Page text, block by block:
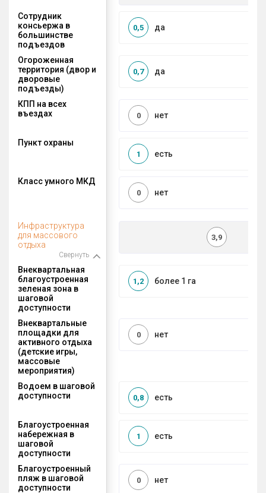
Сотрудник
консьержа в
большинстве
подъездов
да
0,5
Огороженная
территория (двор и
дворовые
подъезды)
да
0,7
КПП на всех
въездах
нет
0
Пункт охраны
есть
1
Класс умного МКД
нет
0
Инфраструктура
для массового
отдыха
Свернуть
3,9
Внеквартальная
благоустроенная
зеленая зона в
шаговой
доступности
более 1 га
1,2
Внеквартальные
площадки для
активного отдыха
(детские игры,
массовые
мероприятия)
нет
0
Водоем в шаговой
доступности
есть
0,8
Благоустроенная
набережная в
шаговой
доступности
есть
1
Благоустроенный
пляж в шаговой
доступности
нет
0